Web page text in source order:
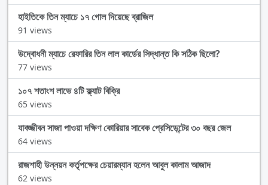
হাইতিকে তিন ম্যাচে ১৭ গোল দিয়েছে ব্রাজিল
91 views
উদ্বোধনী ম্যাচে রেফারির তিন লাল কার্ডের সিদ্ধান্ত কি সঠিক ছিলো?
77 views
১০৭ শতাংশ লাভে ৪টি ফ্ল্যাট বিক্রি
65 views
যাবজ্জীবন সাজা পাওয়া দক্ষিণ কোরিয়ার সাবেক প্রেসিডেন্টের ৩০ বছর জেল
64 views
রাজশাহী উন্নয়ন কর্তৃপক্ষের চেয়ারম্যান হলেন আবুল কালাম আজাদ
62 views